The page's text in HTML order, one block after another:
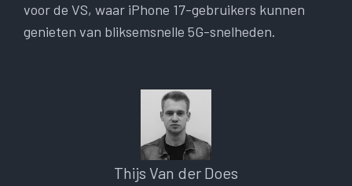
voor de VS, waar iPhone 17-gebruikers kunnen
genieten van bliksemsnelle 5G-snelheden.
Thijs Van der Does